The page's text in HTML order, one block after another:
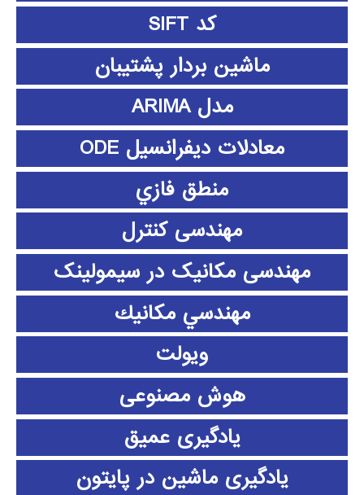
کد SIFT
ماشین بردار پشتیبان
مدل ARIMA
معادلات دیفرانسیل ODE
منطق فازي
مهندسی کنترل
مهندسی مکانیک در سیمولینک
مهندسي مكانيك
ویولت
هوش مصنوعی
یادگیری عمیق
یادگیری ماشین در پایتون